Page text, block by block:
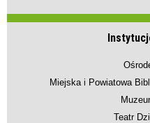
Miejska i Powiatowa
Teatr